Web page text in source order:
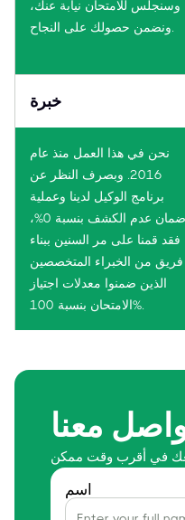
وسنجلس للامتحان نيابة عنك،
خبرة
نحن في هذا العمل منذ عام
2016. وبصرف النظر عن
برنامج الوكيل لدينا وعملية
ضمان عدم الكشف بنسبة 0%،
فقد قمنا على مر السنين ببناء
فريق من الخبراء المتخصصين
الذين ضمنوا معدلات اجتياز
الامتحان بنسبة 100%.
معنا
في أقرب وقت ممكن
اسم